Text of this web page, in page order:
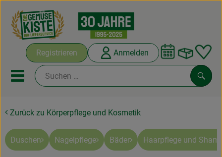
Registrieren Anmelden
Mobiles Menu öffnen oder
Abokisten
Kochboxen
Zurück zu Körperpflege und Kosmetik
Duschen Nagelpflege Bäder Haarpflege und